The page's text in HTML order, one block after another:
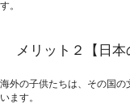
す。
メリット２【日本
海外の子供たちは、その国
います。